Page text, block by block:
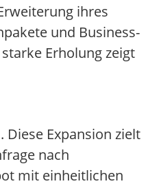
ihres
und Business-
Erholung zeigt
Diese Expansion zielt
nach
mit einheitlichen